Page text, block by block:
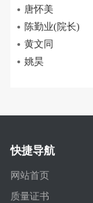
唐怀美
陈勤业(院长)
黄文同
姚昊
快捷导航
网站首页
质量证书